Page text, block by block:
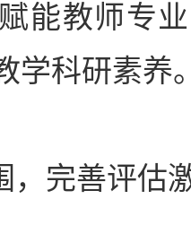
能教师专
学科研素养
完善评估